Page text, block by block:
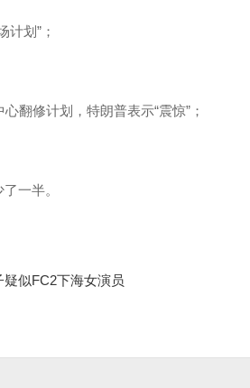
划”；
翻修计划，特朗普表示“震惊”；
一半。
疑似FC2下海女演员